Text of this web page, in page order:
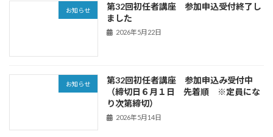
お知らせ
第32回初任者講座 参加申込受付終了し
ました
2026年5月22日
お知らせ
第32回初任者講座 参加申込み受付中
（締切日６月１日 先着順 ※定員にな
り次第締切）
2026年5月14日